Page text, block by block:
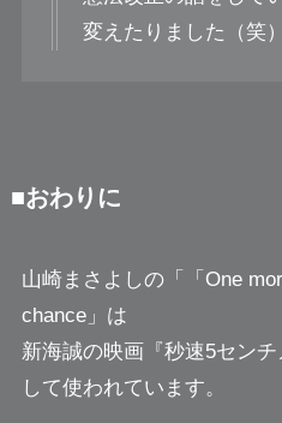
変えたりました（笑）
■おわりに
山崎まさよしの「「One
chance」は
新海誠の映画『秒速5セン
して使われています。